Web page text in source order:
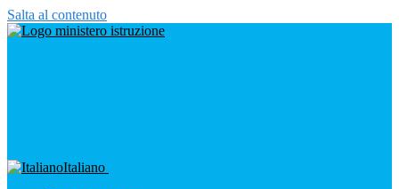
Salta al contenuto
Italiano